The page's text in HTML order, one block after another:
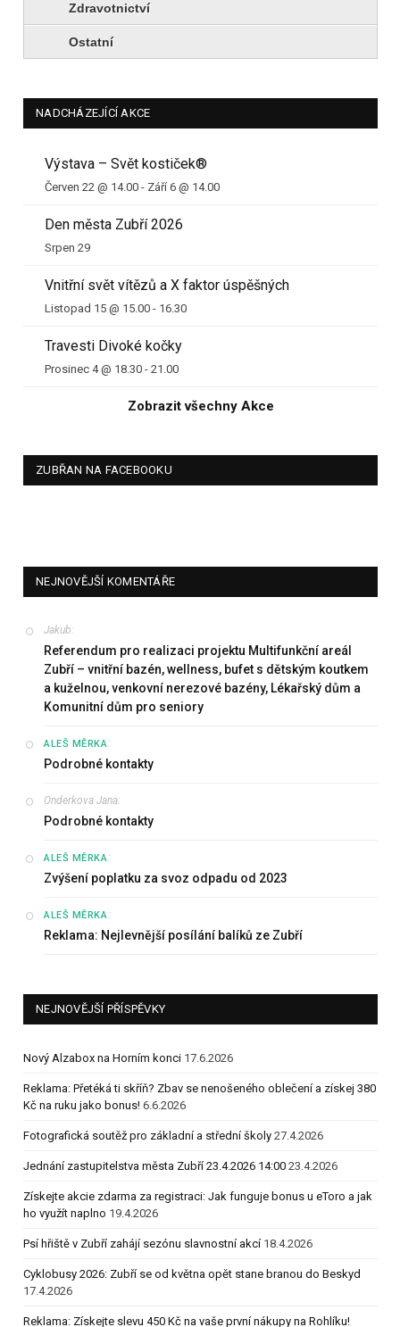
Zdravotnictví
Ostatní
NADCHÁZEJÍCÍ AKCE
Výstava – Svět kostiček®
Červen 22 @ 14.00 - Září 6 @ 14.00
Den města Zubří 2026
Srpen 29
Vnitřní svět vítězů a X faktor úspěšných
Listopad 15 @ 15.00 - 16.30
Travesti Divoké kočky
Prosinec 4 @ 18.30 - 21.00
Zobrazit všechny Akce
ZUBŘAN NA FACEBOOKU
NEJNOVĚJŠÍ KOMENTÁŘE
Jakub:
Referendum pro realizaci projektu Multifunkční areál
Zubří – vnitřní bazén, wellness, bufet s dětským koutkem
a kuželnou, venkovní nerezové bazény, Lékařský dům a
Komunitní dům pro seniory
ALEŠ MĚRKA:
Podrobné kontakty
Onderkova Jana:
Podrobné kontakty
ALEŠ MĚRKA:
Zvýšení poplatku za svoz odpadu od 2023
ALEŠ MĚRKA:
Reklama: Nejlevnější posílání balíků ze Zubří
NEJNOVĚJŠÍ PŘÍSPĚVKY
Nový Alzabox na Horním konci 17.6.2026
Reklama: Přetéká ti skříň? Zbav se nenošeného oblečení a získej 380
Kč na ruku jako bonus! 6.6.2026
Fotografická soutěž pro základní a střední školy 27.4.2026
Jednání zastupitelstva města Zubří 23.4.2026 14:00 23.4.2026
Získejte akcie zdarma za registraci: Jak funguje bonus u eToro a jak
ho využít naplno 19.4.2026
Psí hřiště v Zubří zahájí sezónu slavnostní akcí 18.4.2026
Cyklobusy 2026: Zubří se od května opět stane branou do Beskyd
17.4.2026
Reklama: Získejte slevu 450 Kč na vaše první nákupy na Rohlíku!